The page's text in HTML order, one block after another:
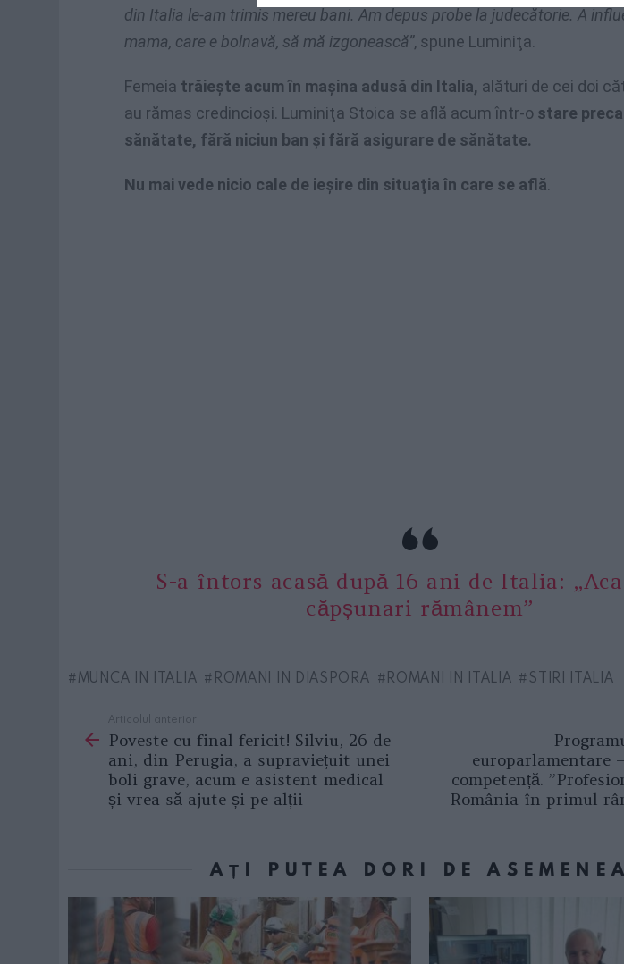
din Italia le-am trimis mereu bani. Am depus probe la judecătorie. A
mama, care e bolnavă, să mă izgonească”, spune Luminiţa.
Femeia trăieşte acum în maşina adusă din Italia, alături de cei doi
au rămas credincioşi. Luminiţa Stoica se află acum într-o stare
sănătate, fără niciun ban şi fără asigurare de sănătate.
Nu mai vede nicio cale de ieşire din situaţia în care se află.
S-a întors acasă după 16 ani de Italia:
căpșunari rămânem”
MUNCA IN ITALIA ROMANI IN DIASPORA ROMANI IN ITALIA STIRI ITALIA
more
Articolul anterior
Poveste cu final fericit! Silviu, 26 de
ani, din Perugia, a supraviețuit unei
boli grave, acum e asistent medical
și vrea să ajute și pe alții
europarlamentare
competență.
România în primul
AȚI PUTEA DORI DE ASEMENEA